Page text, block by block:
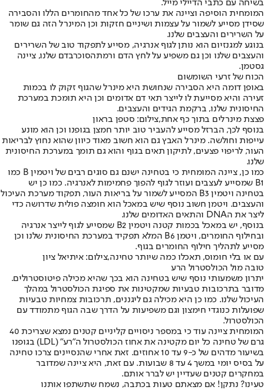
בשיחה עם כתבי הדיילי מייל.
המומחית הוסיפה וציינה את ערכו של כל אחד מהחומרים הללו והסבירה
שסידן מסייע לשמור על עצמות ושיניים חזקות וכן המינרל הזה גם שומר
על השרירים והעצבים שלנו.
בנוגע למגנזיום הוא נותן לגוף אנרגיה, מסייע לתפקוד טוב של השרירים
והעצבים שלנו וכן גם משפיע על לחץ הדם ורמתהסוכרבדם שלנו, ציינה
גסטמן.
הכוח של זרעי השומשום
באופן דומה היא הסבירה שנחושת היא מינרל שהגוף זקוק לו בכמות
זעירה והיא מסייעת לו לייצר תאי דם אדומים וכן היא תומכת במערכת
החיסונית שלנו, ברקמת הגידים והעצבים.
פצצת מינרלים בתוך כף אחת,צילום: סטפן בראון
בנוסף לכך, הברזל מסייע להעביר טוב יותר חמצן בגופנו וכן הוא מונע
עייפות וחולשה. מינרל האבץ גם הוא חשוב מאוד כיוון שהוא נחוץ לבריאות
העור, לריפוי פצעים, לתיקון תאים בגוף והוא גם תומך במערכת החיסונית
שלנו.
כמו כן, ציינה המומחית כי בטחינה ישנם גם סוגים רבים של ויטמין B כמו
B1 שמסייע לעצבים ועוזר לגוף להפוך פחמימות לאנרגיה. כמו כן יש
בטחינה ויטמין B3 המסייע לשמור על בריאות העור, תפקוד מערכת העיכול
והעצבים. ויטמן חשוב נוסף שיש במאכל הוא חומצה פולית שדרושה כדי
ליצר את הDNA והתאים האדומים שלנו.
בנוסף, יש במאכל בכמות קטנה ויטמין B2 שמסייע לגוף לייצר אנרגיה
ובחילוף החומרים, ויטמן B6 המלא תפקיד במערכת החיסונית שלנו וכן
מסייע לתהליך חילוף החומרים בגוף.
עם או בלי חומוס, תאכלו כמה שיותר טחינה,צילום: איתיאל ציון
טובה מול הכולסטרול הרע
יתרון משמעותי נוסף שיש בטחינה הוא בכך שהיא מכילה פיטוסטרולים.
מדובר בתרכובות טבעיות שמקטינות את ספיגת הכולסטרול במהלך
העיכול שלנו. כמו כן היא מכילה גם ליגננים, תרכובות צמחיות טבעיות
שפועלות כנוגדי חימצון וגם משפיעות על הדרך שבה הגוף מתמודד עם
הכולסטרול.
המומחית ציינה עוד כי במספר ניסויים קליניים קטנים נמצא שצריכת 40
גרם של טחינה כל יום מקטינה את אחוז הכולסטרול ה"רע" (LDL) בגופנו
בשיעור מדהים של כ-9 עד 10 אחוזים. זאת אחרי שהנסיינים צרכו טחינה
על בסיס יומי במשך 4 עד 8 שבועות. עם זאת, היא ציינה שמדובר
במחקרים קטנים שעדיין יש לברר אותם.
טעינו? נתקן! אם מצאתם טעות בכתבה, נשמח שתשתפו אותנו